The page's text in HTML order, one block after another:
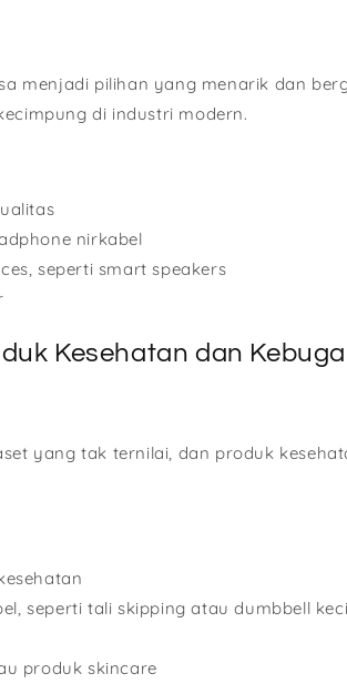
menjadi pilihan yang menarik dan
di industri modern.
nirkabel
seperti smart speakers
Kesehatan dan
yang tak ternilai, dan produk
seperti tali skipping atau dumbbell
produk skincare